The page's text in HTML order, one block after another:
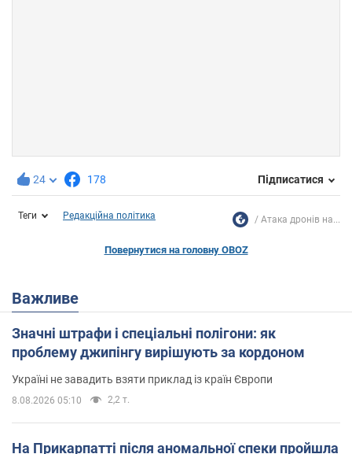
24 178 Підписатися
Теги Редакційна політика Атака дронів на...
Повернутися на головну OBOZ
Важливе
Значні штрафи і спеціальні полігони: як
проблему джипінгу вирішують за кордоном
Україні не завадить взяти приклад із країн Європи
8.08.2026 05:10 2,2 т.
На Прикарпатті після аномальної спеки пройшла